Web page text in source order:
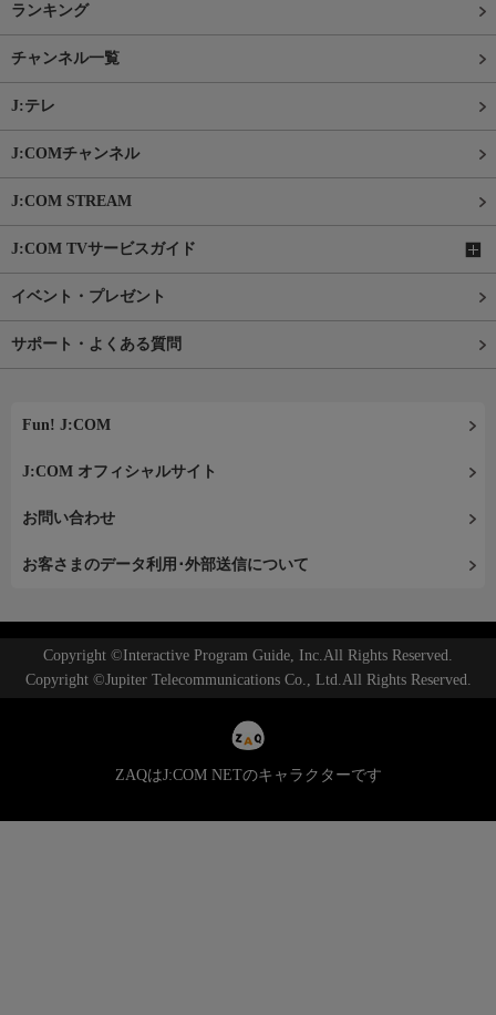
ランキング
チャンネル一覧
J:テレ
J:COMチャンネル
J:COM STREAM
J:COM TVサービスガイド
イベント・プレゼント
サポート・よくある質問
Fun! J:COM
J:COM オフィシャルサイト
お問い合わせ
お客さまのデータ利用･外部送信について
Copyright ©Interactive Program Guide, Inc.All Rights Reserved.
Copyright ©Jupiter Telecommunications Co., Ltd.All Rights Reserved.
ZAQはJ:COM NETのキャラクターです